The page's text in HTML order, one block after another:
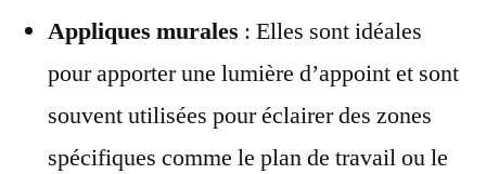
Appliques murales : Elles sont idéales
pour apporter une lumière d’appoint et sont
souvent utilisées pour éclairer des zones
spécifiques comme le plan de travail ou le